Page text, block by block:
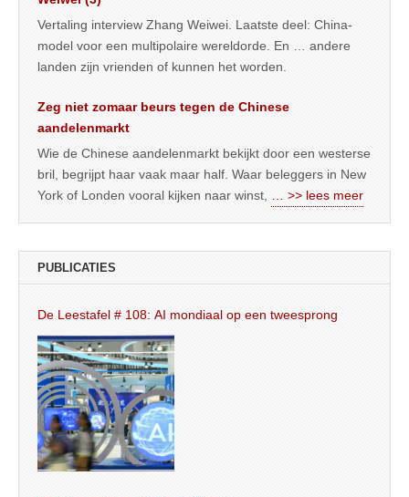
Vertaling interview Zhang Weiwei. Laatste deel: China-
model voor een multipolaire wereldorde. En … andere
landen zijn vrienden of kunnen het worden.
Zeg niet zomaar beurs tegen de Chinese
aandelenmarkt
Wie de Chinese aandelenmarkt bekijkt door een westerse
bril, begrijpt haar vaak maar half. Waar beleggers in New
York of Londen vooral kijken naar winst,
… >> lees meer
PUBLICATIES
De Leestafel # 108: AI mondiaal op een tweesprong